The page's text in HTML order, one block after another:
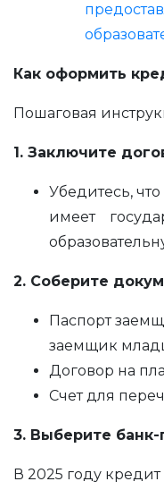
Как оформить
Пошаговая
1. Заключите
Убедитесь,
имеет
2. Соберите
Паспорт
заемщик
Договор на
Счет для
3. Выберите банк-
В 2025 году кредит